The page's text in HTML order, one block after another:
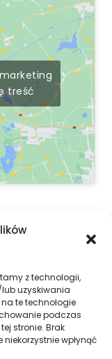
z technologii,
uzyskiwania
te technologie
podczas
stronie. Brak
wpłynąć
treść